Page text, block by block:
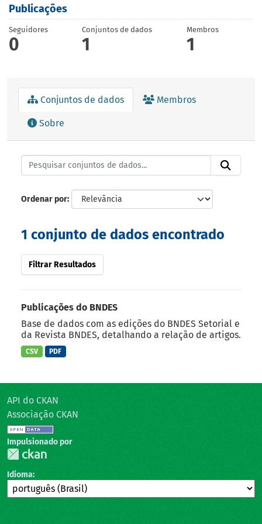
Publicações
Seguidores
0
Conjuntos de dados
1
Membros
1
Conjuntos de dados Membros
Sobre
Ordenar por
1 conjunto de dados encontrado
Filtrar Resultados
Publicações do BNDES
Base de dados com as edições do BNDES Setorial e
da Revista BNDES, detalhando a relação de artigos.
CSV PDF
API do CKAN
Associação CKAN
Impulsionado por
Idioma